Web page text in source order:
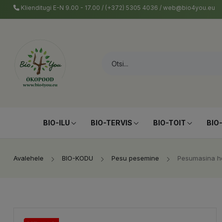
Klienditugi E-N 9.00 - 17.00 / (+372) 5305 4036 / web@bio4you.eu
BIO-ILU BIO-TERVIS BIO-TOIT
Avalehele BIO-KODU Pesu pesemine Pesumasina